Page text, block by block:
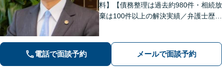
料】【債務整理は過去約980件・相続放
棄は100件以上の解決実績／弁護士歴2
した丁寧な対応で解決まで寄り添いサ
ポート【無料駐車場有】【完全個室】
電話で面談予約 メールで面談予約